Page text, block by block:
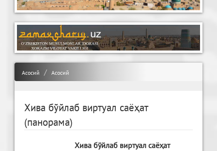
Асосий Асосий
Хива бўйлаб виртуал саёҳат
(панорама)
Хива бўйлаб виртуал саёҳат